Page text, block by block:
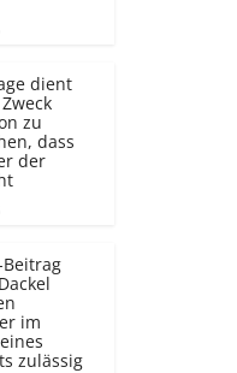
dient
zu
dass
der
im
zulässig